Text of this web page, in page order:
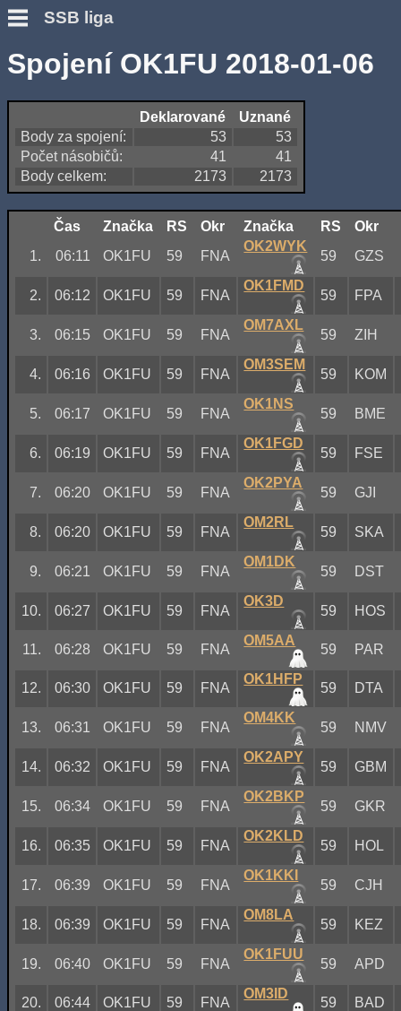
SSB liga
Spojení OK1FU 2018-01-06
Deklarované
Uznané
Body za spojení:
53
53
Počet násobičů:
41
41
Body celkem:
2173 2173
Čas Značka RS Okr Značka RS Okr
1.
06:11 OK1FU 59 FNA
OK2WYK
59 GZS
2. 06:12 OK1FU 59 FNA
OK1FMD
59 FPA
3. 06:15 OK1FU 59 FNA
OM7AXL
59 ZIH
4. 06:16 OK1FU 59 FNA
OM3SEM
59 KOM
5. 06:17 OK1FU 59 FNA
OK1NS
59 BME
6. 06:19 OK1FU 59 FNA
OK1FGD
59 FSE
7. 06:20 OK1FU 59 FNA
OK2PYA
59 GJI
8. 06:20 OK1FU 59 FNA
OM2RL
59 SKA
9. 06:21 OK1FU 59 FNA
OM1DK
59 DST
10. 06:27 OK1FU 59 FNA
OK3D
59 HOS
11. 06:28 OK1FU 59 FNA
OM5AA
59 PAR
12. 06:30 OK1FU 59 FNA
OK1HFP
59 DTA
13. 06:31 OK1FU 59 FNA
OM4KK
59 NMV
14. 06:32 OK1FU 59 FNA
OK2APY
59 GBM
15. 06:34 OK1FU 59 FNA
OK2BKP
59 GKR
16. 06:35 OK1FU 59 FNA
OK2KLD
59 HOL
17. 06:39 OK1FU 59 FNA
OK1KKI
59 CJH
18. 06:39 OK1FU 59 FNA
OM8LA
59 KEZ
19. 06:40 OK1FU 59 FNA
OK1FUU
59 APD
20. 06:44 OK1FU 59 FNA
OM3ID
59 BAD